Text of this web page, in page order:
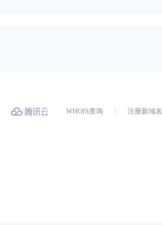
WHOIS查询 注册新域名